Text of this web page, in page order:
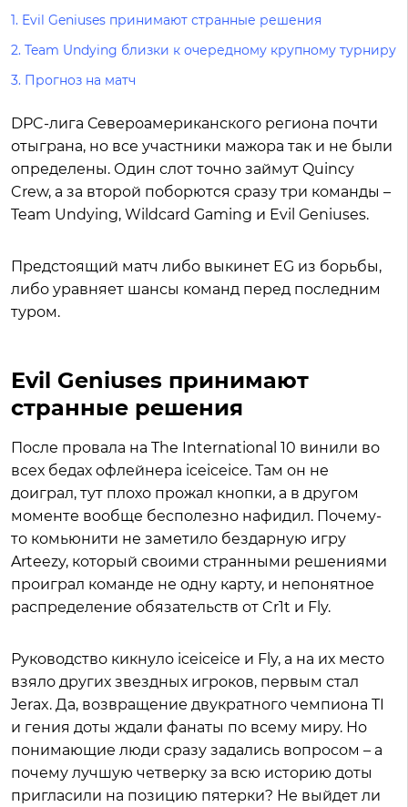
1. Evil Geniuses принимают странные решения
2. Team Undying близки к очередному крупному турниру
3. Прогноз на матч
DPC-лига Североамериканского региона почти
отыграна, но все участники мажора так и не были
определены. Один слот точно займут Quincy
Crew, а за второй поборются сразу три команды –
Team Undying, Wildcard Gaming и Evil Geniuses.
Предстоящий матч либо выкинет EG из борьбы,
либо уравняет шансы команд перед последним
туром.
Evil Geniuses принимают
странные решения
После провала на The International 10 винили во
всех бедах офлейнера iceiceice. Там он не
доиграл, тут плохо прожал кнопки, а в другом
моменте вообще бесполезно нафидил. Почему-
то комьюнити не заметило бездарную игру
Arteezy, который своими странными решениями
проиграл команде не одну карту, и непонятное
распределение обязательств от Cr1t и Fly.
Руководство кикнуло iceiceice и Fly, а на их место
взяло других звездных игроков, первым стал
Jerax. Да, возвращение двукратного чемпиона TI
и гения доты ждали фанаты по всему миру. Но
понимающие люди сразу задались вопросом – а
почему лучшую четверку за всю историю доты
пригласили на позицию пятерки? Не выйдет ли